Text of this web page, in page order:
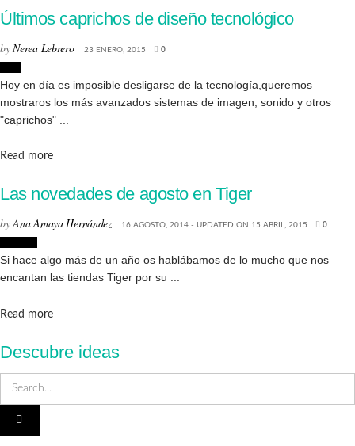
Últimos caprichos de diseño tecnológico
byNerea Lebrero 23 ENERO, 2015 0
Hoy en día es imposible desligarse de la tecnología,queremos
mostraros los más avanzados sistemas de imagen, sonido y otros
"caprichos" ...
Read moreDetails
Las novedades de agosto en Tiger
byAna Amaya Hernández 16 AGOSTO, 2014 - UPDATED ON 15 ABRIL, 2015 0
Si hace algo más de un año os hablábamos de lo mucho que nos
encantan las tiendas Tiger por su ...
Read moreDetails
Descubre ideas